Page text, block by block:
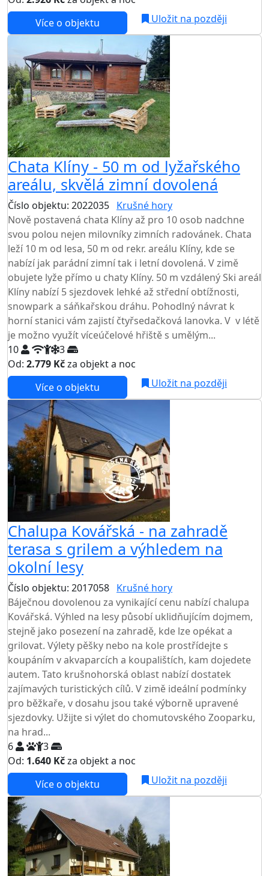
Více o objektu
Uložit na později
Chata Klíny - 50 m od lyžařského
areálu, skvělá zimní dovolená
Číslo objektu: 2022035 Krušné hory
Nově postavená chata Klíny až pro 10 osob nadchne
svou polou nejen milovníky zimních radovánek. Chata
leží 10 m od lesa, 50 m od rekr. areálu Klíny, kde se
nabízí jak parádní zimní tak i letní dovolená. V zimě
obujete lyže přímo u chaty Klíny. 50 m vzdálený Ski areál
Klíny nabízí 5 sjezdovek lehké až střední obtížnosti,
snowpark a sáňkařskou dráhu. Pohodlný návrat k
horní stanici vám zajistí čtyřsedačková lanovka. V v létě
je možno využít víceúčelové hřiště s umělým...
10
3
Od: 2.779 Kčza objekt a noc
Více o objektu
Uložit na později
Chalupa Kovářská - na zahradě
terasa s grilem a výhledem na
okolní lesy
Číslo objektu: 2017058 Krušné hory
Báječnou dovolenou za vynikající cenu nabízí chalupa
Kovářská. Výhled na lesy působí uklidňujícím dojmem,
stejně jako posezení na zahradě, kde lze opékat a
grilovat. Výlety pěšky nebo na kole prostřídejte s
koupáním v akvaparcích a koupalištích, kam dojedete
autem. Tato krušnohorská oblast nabízí dostatek
zajímavých turistických cílů. V zimě ideální podmínky
pro běžkaře, v dosahu jsou také výborně upravené
sjezdovky. Užijte si výlet do chomutovského Zooparku,
na hrad...
6
3
Od: 1.640 Kčza objekt a noc
Více o objektu
Uložit na později